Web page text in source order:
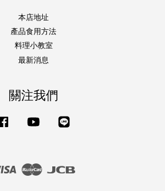
本店地址
產品食用方法
料理小教室
最新消息
關注我們
Facebook YouTube
Visa Master